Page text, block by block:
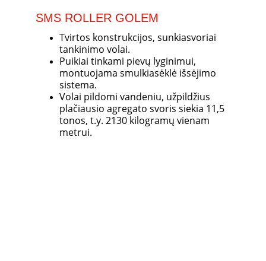
SMS ROLLER GOLEM
Tvirtos konstrukcijos, sunkiasvoriai
tankinimo volai.
Puikiai tinkami pievų lyginimui,
montuojama smulkiasėklė išsėjimo
sistema.
Volai pildomi vandeniu, užpildžius
plačiausio agregato svoris siekia 11,5
tonos, t.y. 2130 kilogramų vienam
metrui.